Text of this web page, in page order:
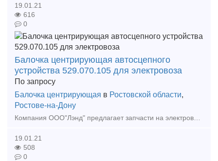
19.01.21
616
0
Балочка центрирующая автосцепного
устройства 529.070.105 для электровоза
По запросу
Балочка центрирующая в Ростовской области,
Ростове-на-Дону
19.01.21
508
0